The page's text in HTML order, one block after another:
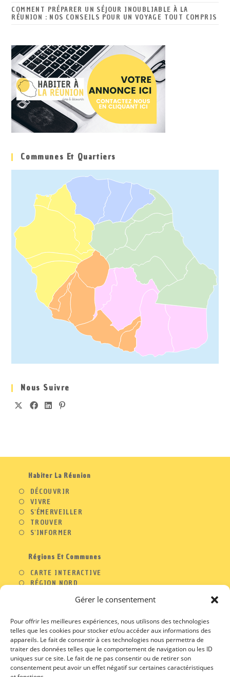
Gérer le consentement
Pour offrir les meilleures expériences, nous utilisons des technologies
telles que les cookies pour stocker et/ou accéder aux informations des
appareils. Le fait de consentir à ces technologies nous permettra de
traiter des données telles que le comportement de navigation ou les ID
uniques sur ce site. Le fait de ne pas consentir ou de retirer son
consentement peut avoir un effet négatif sur certaines caractéristiques
COMMENT PRÉPARER UN SÉJOUR INOUBLIABLE À LA
RÉUNION : NOS CONSEILS POUR UN VOYAGE TOUT COMPRIS
Communes Et Quartiers
Nous Suivre
Habiter La Réunion
DÉCOUVRIR
VIVRE
S'ÉMERVEILLER
TROUVER
S'INFORMER
Régions Et Communes
CARTE INTERACTIVE
RÉGION NORD
A PROPOS
CONTACT